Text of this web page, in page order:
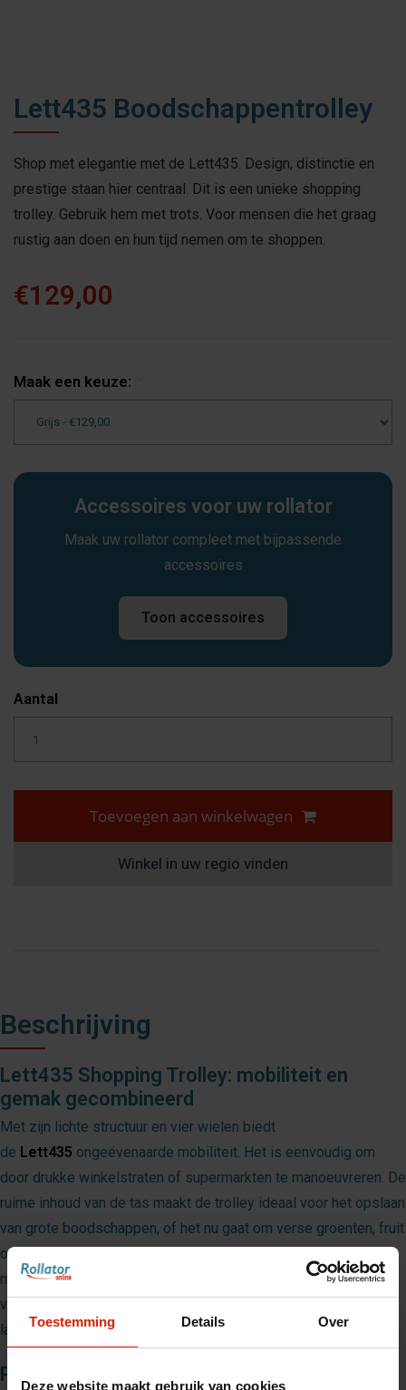
Toestemming Details Over
Deze website maakt gebruik van cookies
Lett435 Boodschappentrolley
Shop met elegantie met de Lett435. Design, distinctie en
prestige staan hier centraal. Dit is een unieke shopping
trolley. Gebruik hem met trots. Voor mensen die het graag
rustig aan doen en hun tijd nemen om te shoppen.
€129,00
Maak een keuze:
Accessoires voor uw rollator
Maak uw rollator compleet met bijpassende
accessoires
Toon accessoires
Aantal
Toevoegen aan winkelwagen
Winkel in uw regio vinden
Beschrijving
Lett435 Shopping Trolley: mobiliteit en
gemak gecombineerd
Met zijn lichte structuur en vier wielen biedt
de Lett435 ongeëvenaarde mobiliteit. Het is eenvoudig om
door drukke winkelstraten of supermarkten te manoeuvreren. De
ruime inhoud van de tas maakt de trolley ideaal voor het opslaan
van grote boodschappen, of het nu gaat om verse groenten, fruit
of andere benodigdheden. Bovendien is de
met een veiligheidsrem, zodat je de trolley veilig kunt
vergrendelen op hellingen. Je kunt hem met een gerust hart
laten staan terwijl je je handen vrij hebt.
Praktisch en gebruiksvriendelijk ontwerp